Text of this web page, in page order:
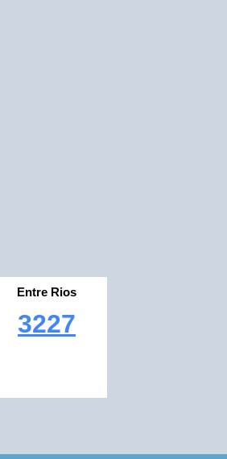
Entre Rios
3227